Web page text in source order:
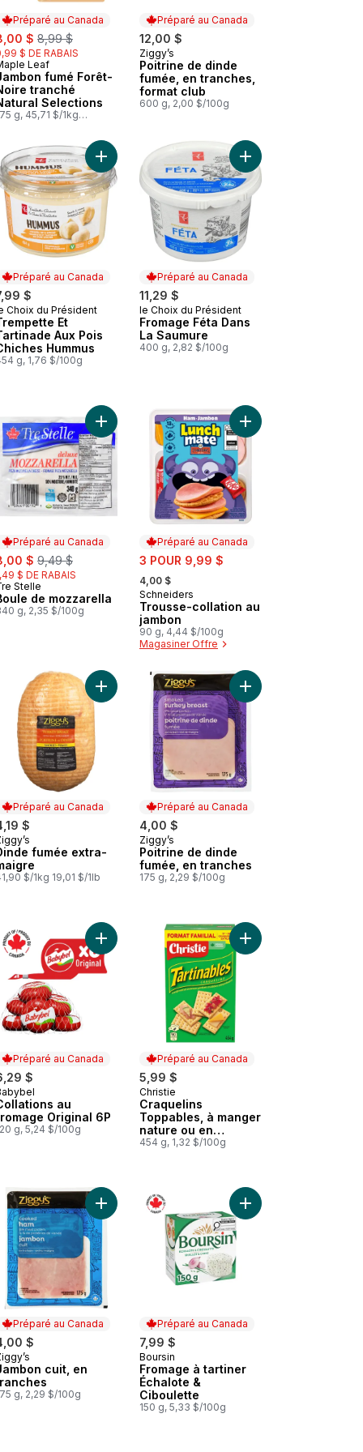
Préparé au Canada
$ , formerly:
8,99 $
$ DE RABAIS
au Canada
Leaf
fumé Forêt-
tranché
Selections
g, 45,71 $/1kg
Préparé au Canada
12,00 $
Préparé au Canada
Ziggy’s
Poitrine de dinde
fumée, en tranches,
format club
600 g, 2,00 $/100g
au panierFormat Club au panier
au yogourt tzatziki au panier
Préparé au Canada
$
au Canada
Choix du Président
Et
Aux Pois
Hummus
g, 1,76 $/100g
Ajouter Trempette Et Tartinade Aux Pois Chiches
Préparé au Canada
11,29 $
Préparé au Canada
le Choix du Président
Fromage Féta Dans
La Saumure
400 g, 2,82 $/100g
Ajouter Fromage
noire, poids fixe au panier
de Gênes au panier
Préparé au Canada
$ , formerly:
9,49 $
$ DE RABAIS
au Canada
Stelle
de mozzarella
g, 2,35 $/100g
Ajouter Boule de mozzarella au panier
Préparé au Canada
sale:
3 POUR 9,99 $
, formerly:
4,00 $
Préparé au Canada
Schneiders
Trousse-collation au
jambon
90 g, 4,44 $/100g
Magasiner Offre
Ajouter Trousse-
deli au panier
Préparé au Canada
$
au Canada
fumée extra-
$/1kg 19,01 $/1lb
Ajouter Dinde fumée extra-maigre au panier
Préparé au Canada
4,00 $
Préparé au Canada
Ziggy’s
Poitrine de dinde
fumée, en tranches
175 g, 2,29 $/100g
Ajouter Poitrine de
émincée Natural Selections au panier
fumé à saveur de miel et érable au panier
Préparé au Canada
$
au Canada
au
Original 6P
g, 5,24 $/100g
Ajouter Collations au fromage Original 6P au
Préparé au Canada
5,99 $
Préparé au Canada
Christie
Craquelins
Toppables, à manger
nature ou en
topping, goût beurré,
454 g, 1,32 $/100g
Ajouter Craquelins
Suisse Tranché 30 % M.G. Format Club au panier
Préparé au Canada
$
au Canada
cuit, en
g, 2,29 $/100g
Ajouter Jambon cuit, en tranches au panier
Préparé au Canada
7,99 $
Préparé au Canada
Boursin
Fromage à tartiner
Échalote &
Ciboulette
150 g, 5,33 $/100g
Ajouter Fromage à